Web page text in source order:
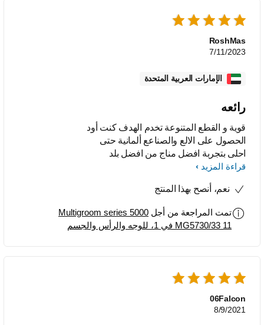
RoshMas
7/11/2023
الإمارات العربية المتحدة
رائعه
قوية و القطع المتنوعة تخدم الهدف كنت أود
الحصول على الالع والصناعع ألمانية حتى
احلى بتجربة افضل مناج من افضل بلد
صناعي حيث التقدم و التكنولوجيا
قراءة المزيد
نعم، أنصح بهذا المنتج
تمت المراجعة من أجل Multigroom series 5000
MG5730/33 11 في 1، للوجه والرأس والجسم
06Falcon
8/9/2021